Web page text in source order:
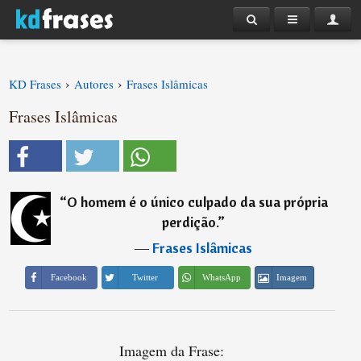
KD Frases › Autores › Frases Islâmicas
Frases Islâmicas
“O homem é o único culpado da sua própria
perdição.”
―Frases Islâmicas
Facebook Twitter WhatsApp Imagem
Imagem da Frase: